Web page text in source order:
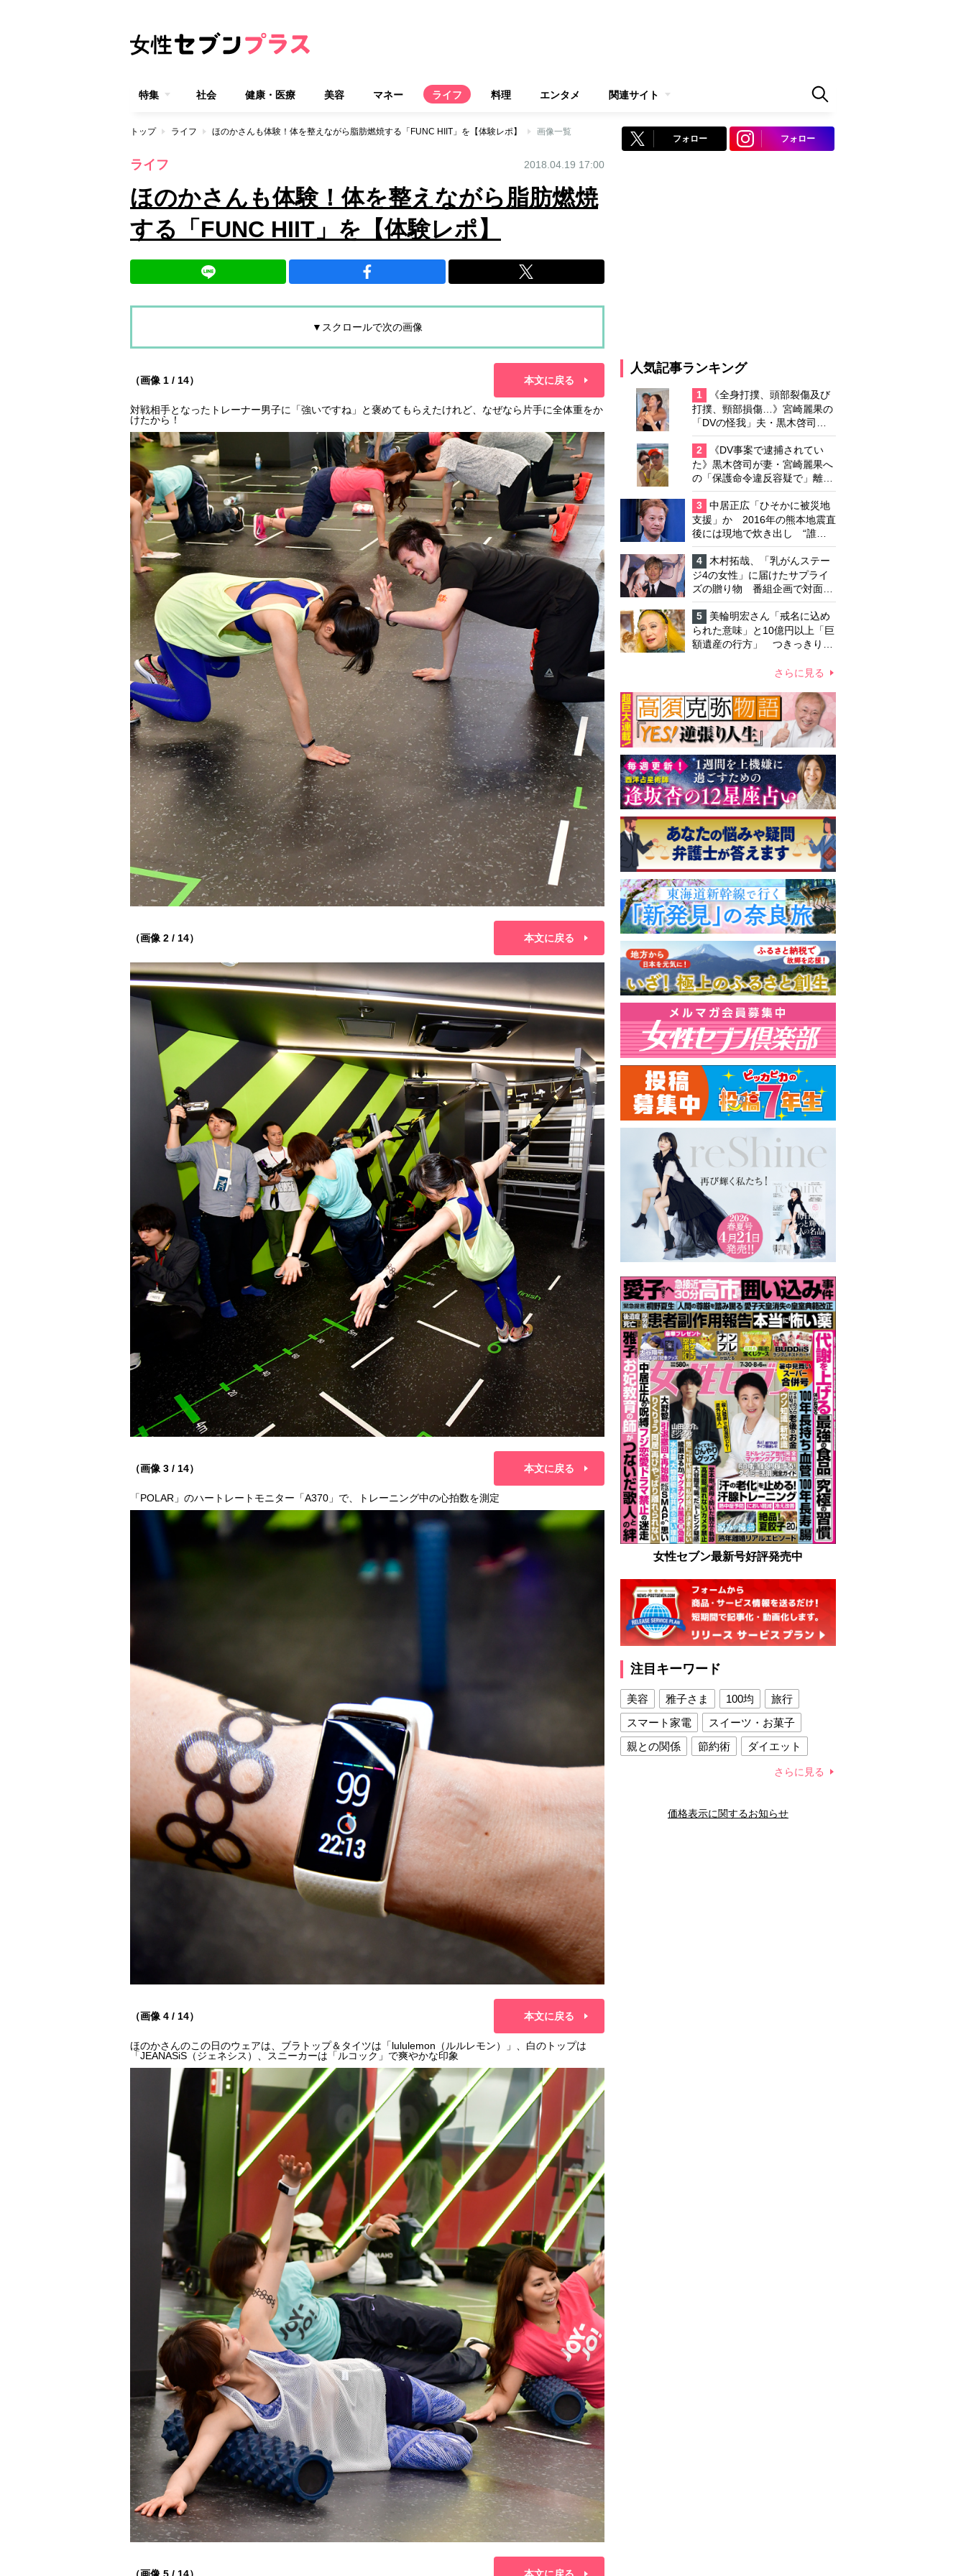
特集 社会 健康・医療 美容 マネー ライフ 料理 エンタメ 関連サイト
トップ ライフ ほのかさんも体験！体を整えながら脂肪燃焼する「FUNC HIIT」を【体験レポ】 画像一覧
ライフ 2018.04.19 17:00
ほのかさんも体験！体を整えながら脂肪燃焼
する「FUNC HIIT」を【体験レポ】
▼スクロールで次の画像
（画像 1 / 14） 本文に戻る
対戦相手となったトレーナー男子に「強いですね」と褒めてもらえたけれど、なぜなら片手に全体重をか
けたから！
（画像 2 / 14） 本文に戻る
（画像 3 / 14） 本文に戻る
「POLAR」のハートレートモニター「A370」で、トレーニング中の心拍数を測定
（画像 4 / 14） 本文に戻る
ほのかさんのこの日のウェアは、ブラトップ＆タイツは「lululemon（ルルレモン）」、白のトップは
「JEANASiS（ジェネシス）、スニーカーは「ルコック」で爽やかな印象
フォロー フォロー
人気記事ランキング
1
《全身打撲、頭部裂傷及び
打撲、頸部損傷…》宮崎麗果の
「DVの怪我」夫・黒木啓司の
逮捕で始まる「夫婦の闘争」
2
《DV事案で逮捕されてい
た》黒木啓司が妻・宮崎麗果へ
の「保護命令違反容疑で」離婚
協議は「第二ステージ」へ
3
中居正広「ひそかに被災地
支援」か 2016年の熊本地震直
後には現地で炊き出し “誰に
も知られなくて良い”と、むし
ろ強まる福祉活動への思い
4
木村拓哉、「乳がんステー
ジ4の女性」に届けたサプライ
ズの贈り物 番組企画で対面し
たファンが、夢と希望を与える
心遣いに「うれしくて号泣しま
した」
5
美輪明宏さん「戒名に込め
られた意味」と10億円以上「巨
額遺産の行方」 つきっきりで
さらに見る
女性セブン最新号好評発売中
注目キーワード
美容 雅子さま 100均
旅行
スマート家電
スイーツ・お菓子
親との関係
節約術
ダイエット
夫との関係
新津春子 どか食い
さらに見る
価格表示に関するお知らせ